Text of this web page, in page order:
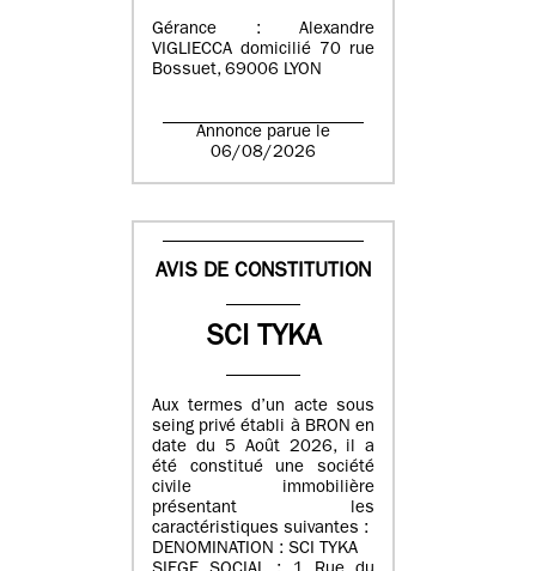
Gérance : Alexandre
VIGLIECCA domicilié 70 rue
Bossuet, 69006 LYON
Annonce parue le
06/08/2026
AVIS DE CONSTITUTION
SCI TYKA
Aux termes d’un acte sous
seing privé établi à BRON en
date du 5 Août 2026, il a
été constitué une société
civile immobilière
présentant les
caractéristiques suivantes :
DENOMINATION : SCI TYKA